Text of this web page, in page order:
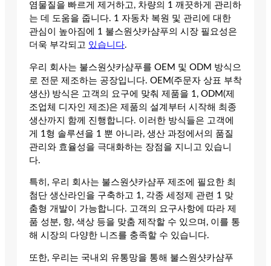
염물질을 빠르게 제거하고, 차량의 1 깨끗하게 관리하
는 데 도움을 줍니다. 1 자동차 복원 및 관리에 대한
관심이 높아짐에 1 불스원샷카샴푸의 시장 필요성은
더욱 부각되고 있습니다.
우리 회사는 불스원샷카샴푸를 OEM 및 ODM 방식으
로 전문 제조하는 공장입니다. OEM(주문자 상표 부착
생산) 방식은 고객의 요구에 맞춰 제품을 1, ODM(제
조업체 디자인 제조)은 제품의 설계부터 시작해 최종
생산까지 함께 진행합니다. 이러한 방식들은 고객에
게 1형 솔루션을 1 뿐 아니라, 생산 과정에서의 품질
관리와 효율성을 극대화하는 장점을 지니고 있습니
다.
특히, 우리 회사는 불스원샷카샴푸 제조에 필요한 최
첨단 생산라인을 구축하고 1, 각종 세정제 관련 1 맞
춤형 개발이 가능합니다. 고객의 요구사항에 따라 제
품 성분, 향, 색상 등을 맞춤 제작할 수 있으며, 이를 통
해 시장의 다양한 니즈를 충족할 수 있습니다.
또한, 우리는 국내외 유통망을 통해 불스원샷카샴푸